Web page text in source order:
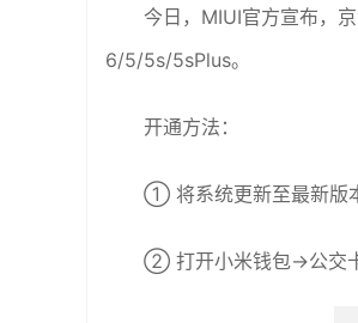
今日，MIUI官方宣布，
6/5/5s/5sPlus。
开通方法：
① 将系统更新至最新版
② 打开小米钱包→公交卡